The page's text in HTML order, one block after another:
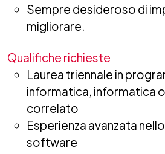
Sempre desideroso di
migliorare.
Qualifiche richieste
Laurea triennale in
informatica, informatica
correlato
Esperienza avanzata
software